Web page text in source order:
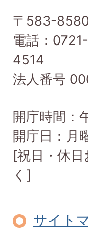
町
Taishi
Town
〒583-
電話：
4514
法人番号
開庁時間：
開庁日：月
[祝日・休
く]
サイト